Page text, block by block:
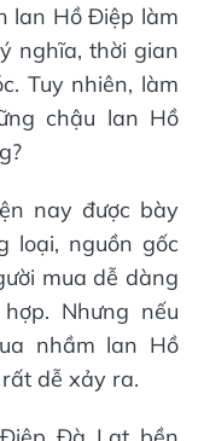
lan Hồ Điệp làm
nghĩa, thời gian
Tuy nhiên, làm
chậu lan Hồ
nay được bày
loại, nguồn gốc
mua dễ dàng
Nhưng nếu
nhầm lan Hồ
dễ xảy ra.